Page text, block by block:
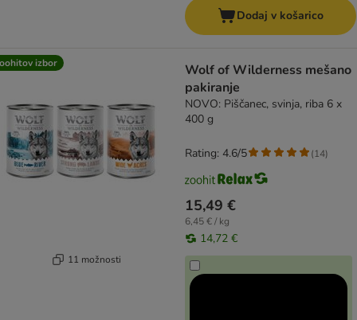
Dodaj v košarico
izbor
11 možnosti
Wolf of Wilderness mešano
pakiranje
NOVO: Piščanec, svinja, riba 6 x
400 g
15,49 €
6,45 € / kg
14,72 €
Rating: 4.6/5 (14)